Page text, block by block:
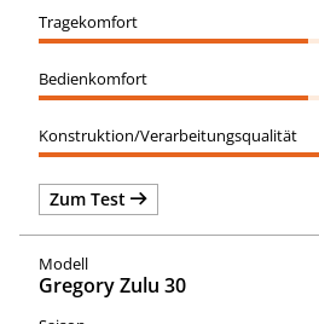
Zum Test
Gregory Zulu 30